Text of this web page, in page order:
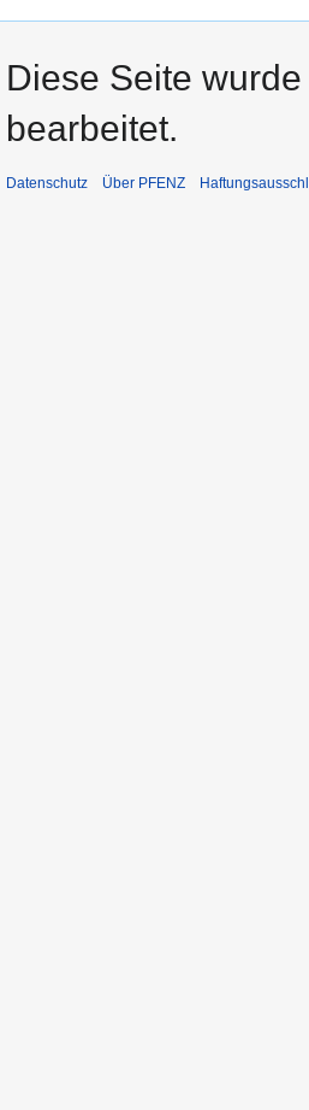
Diese Seite
bearbeitet.
Datenschutz Über PFENZ